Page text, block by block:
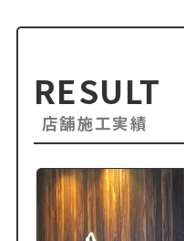
RESULT
店舗施工実績